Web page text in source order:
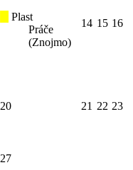
Plast
Práče
(Znojmo)
14 15 16
20 21 22 23
27